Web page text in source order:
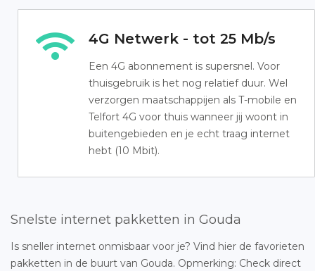
4G Netwerk - tot 25 Mb/s
Een 4G abonnement is supersnel. Voor
thuisgebruik is het nog relatief duur. Wel
verzorgen maatschappijen als T-mobile en
Telfort 4G voor thuis wanneer jij woont in
buitengebieden en je echt traag internet
hebt (10 Mbit).
Snelste internet pakketten in Gouda
Is sneller internet onmisbaar voor je? Vind hier de favorieten
pakketten in de buurt van Gouda. Opmerking: Check direct